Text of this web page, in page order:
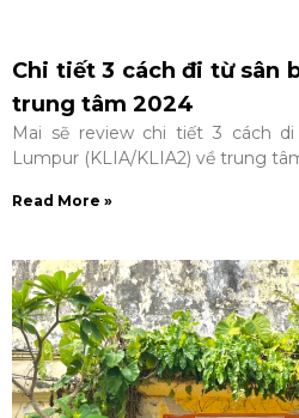
Chi tiết 3 cách đi từ sân
trung tâm 2024
Mai sẽ review chi tiết 3 cách
Lumpur (KLIA/KLIA2) về trung
Read More »